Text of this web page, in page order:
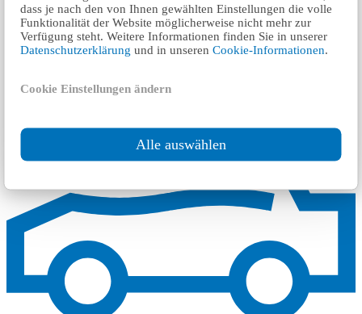
dass je nach den von Ihnen gewählten Einstellungen die volle
Funktionalität der Website möglicherweise nicht mehr zur
Verfügung steht. Weitere Informationen finden Sie in unserer
Datenschutzerklärungund in unserenCookie-Informationen
Cookie Einstellungen ändern
Alle auswählen
اكتب رسالة بريد الكتروني